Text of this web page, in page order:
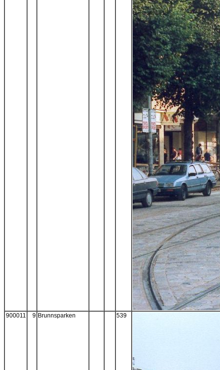
900011 9 Brunnsparken 539